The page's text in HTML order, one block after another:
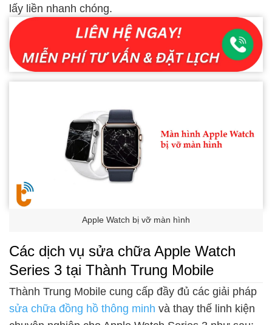
lấy liền nhanh chóng.
Apple Watch bị vỡ màn hình
Các dịch vụ sửa chữa Apple Watch
Series 3 tại Thành Trung Mobile
Thành Trung Mobile cung cấp đầy đủ các giải pháp
sửa chữa đồng hồ thông minh và thay thế linh kiện